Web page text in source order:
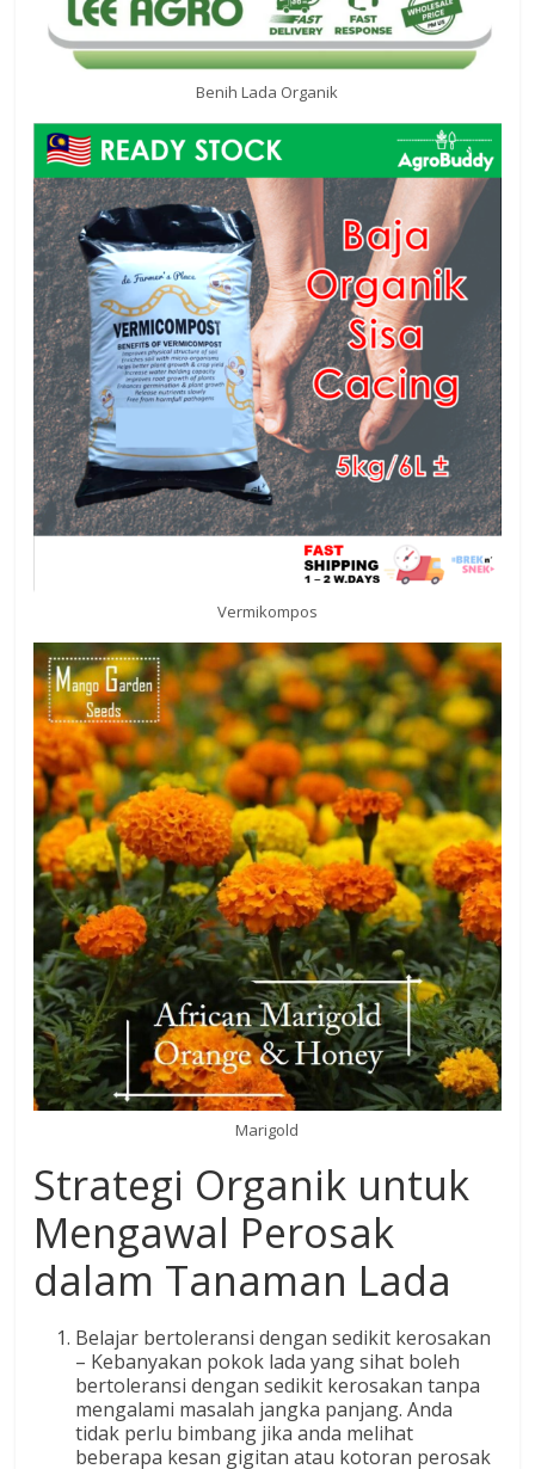
Benih Lada Organik
Vermikompos
Marigold
Strategi Organik untuk
Mengawal Perosak
dalam Tanaman Lada
Belajar bertoleransi dengan sedikit kerosakan
– Kebanyakan pokok lada yang sihat boleh
bertoleransi dengan sedikit kerosakan tanpa
mengalami masalah jangka panjang. Anda
tidak perlu bimbang jika anda melihat
beberapa kesan gigitan atau kotoran perosak